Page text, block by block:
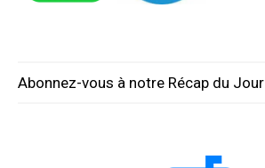
Abonnez-vous à notre Récap du Jour